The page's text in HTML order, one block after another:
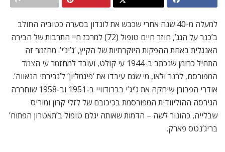
למעלה מ-40 שנה אחרי שכבש את לונדון בסערה כטוביה החולב
ב’כנר על הגג’, חוזר חיים טופול (72) למרכז חיי התרבות של הבירה
האנגלית באחת ההפקות היוקרתיות של הקיץ, ‘ג’יג’י’. מחזמר זה
התחיל כרומן שנכתב ב-1944 עי קולט, ועובד למחזמר עי הצמד
המפורסם, לרנר ולאו, מי שגם עיבדו את ‘פיגמליון’ ל’גבירתי הנאווה’.
אודרי הפבורן שיחקה את ג’יג’י בברודוויי ב-1951 וב-1958 שוחררה
הגירסה ההוליוודית המפורסמת בכיכובם של לזלי קרון ומוריס
שבלייה, כהונור לשה – הדמות שאותה יגלם טופול ב’תאטרון הפתוח’
בריג’נטס פארק.